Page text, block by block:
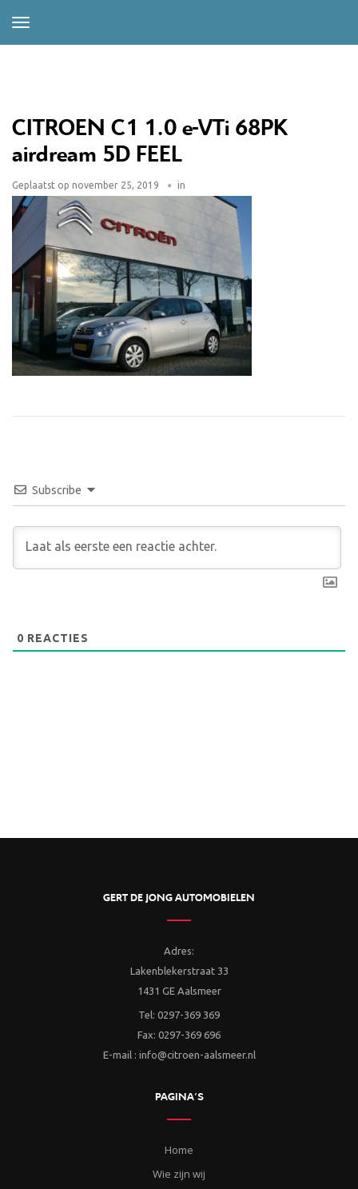
CITROEN C1 1.0 e-VTi 68PK
airdream 5D FEEL
Geplaatst op november 25, 2019 in
Subscribe
0 REACTIES
GERT DE JONG AUTOMOBIELEN
Adres:
Lakenblekerstraat 33
1431 GE Aalsmeer
Tel: 0297-369 369
Fax: 0297-369 696
E-mail : info@citroen-aalsmeer.nl
PAGINA’S
Home
Wie zijn wij